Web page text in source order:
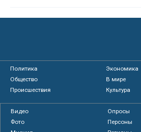
Политика
Экономика
Общество
В мире
Происшествия
Культура
Видео
Опросы
Фото
Персоны